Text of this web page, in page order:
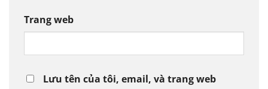
Trang web
Lưu tên của tôi, email, và trang web